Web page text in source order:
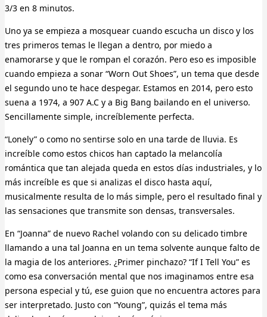
3/3 en 8 minutos.
Uno ya se empieza a mosquear cuando escucha un disco y los
tres primeros temas le llegan a dentro, por miedo a
enamorarse y que le rompan el corazón. Pero eso es imposible
cuando empieza a sonar “Worn Out Shoes”, un tema que desde
el segundo uno te hace despegar. Estamos en 2014, pero esto
suena a 1974, a 907 A.C y a Big Bang bailando en el universo.
Sencillamente simple, increíblemente perfecta.
“Lonely” o como no sentirse solo en una tarde de lluvia. Es
increíble como estos chicos han captado la melancolía
romántica que tan alejada queda en estos días industriales, y lo
más increíble es que si analizas el disco hasta aquí,
musicalmente resulta de lo más simple, pero el resultado final y
las sensaciones que transmite son densas, transversales.
En “Joanna” de nuevo Rachel volando con su delicado timbre
llamando a una tal Joanna en un tema solvente aunque falto de
la magia de los anteriores. ¿Primer pinchazo? “If I Tell You” es
como esa conversación mental que nos imaginamos entre esa
persona especial y tú, ese guion que no encuentra actores para
ser interpretado. Justo con “Young”, quizás el tema más